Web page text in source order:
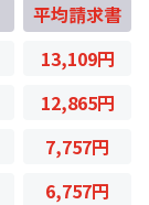
平均請求書
13,109円
12,865円
7,757円
6,757円